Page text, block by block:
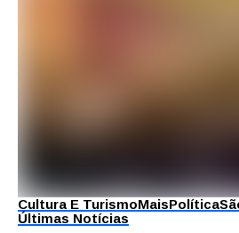
Cultura E TurismoMaisPolítica
Últimas Notícias